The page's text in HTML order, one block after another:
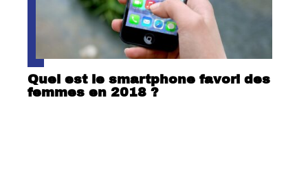
Quel est le smartphone favori des
femmes en 2018 ?